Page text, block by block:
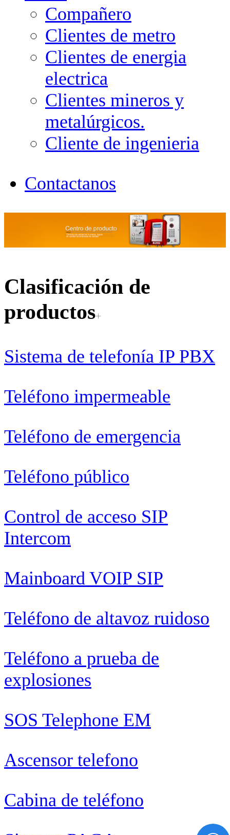
Compañero
Clientes de metro
Clientes de energia
electrica
Clientes mineros y
metalúrgicos.
Cliente de ingenieria
Contactanos
Clasificación de
productos
Sistema de telefonía IP PBX
Teléfono impermeable
Teléfono de emergencia
Teléfono público
Control de acceso SIP
Intercom
Mainboard VOIP SIP
Teléfono de altavoz ruidoso
Teléfono a prueba de
explosiones
SOS Telephone EM
Ascensor telefono
Cabina de teléfono